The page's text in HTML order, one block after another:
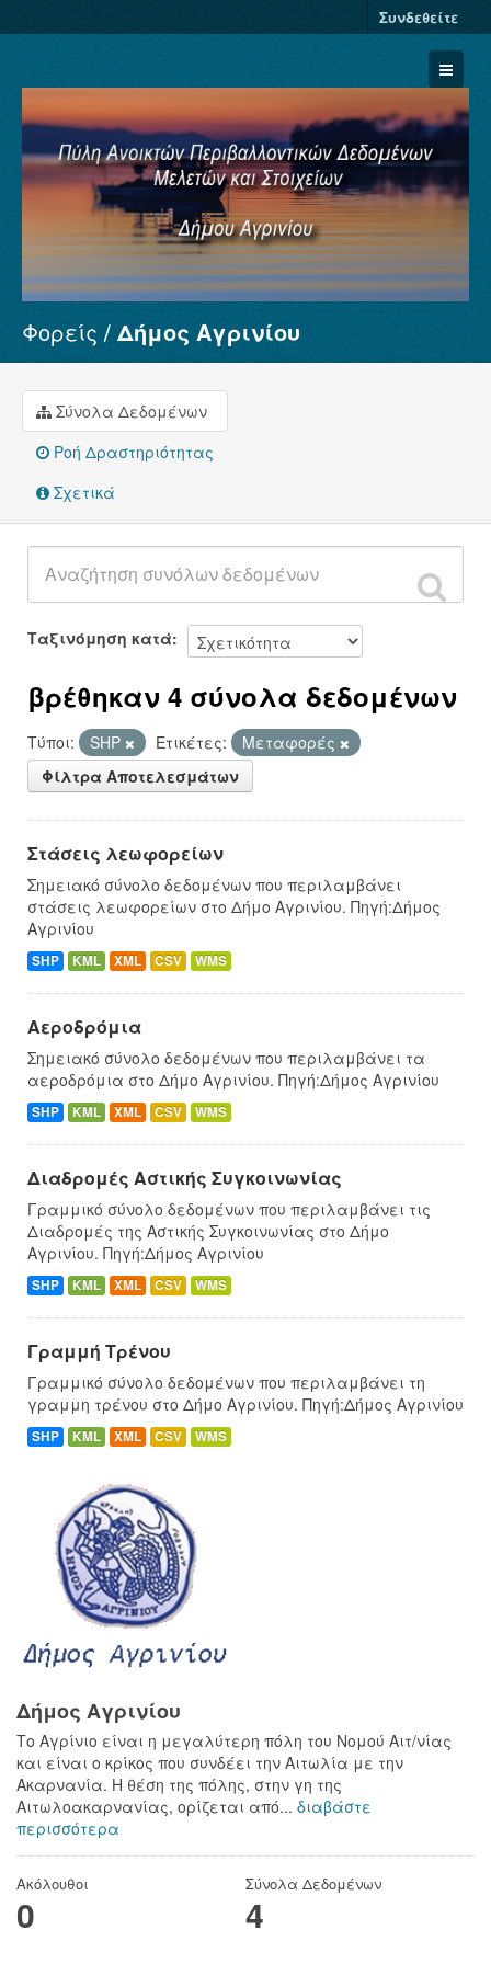
Συνδεθείτε
Σύνολα Δεδομένων
Φορείς
Ομάδες
Σχετικά
Φορείς Δήμος Αγρινίου
Σύνολα Δεδομένων
Ροή Δραστηριότητας
Σχετικά
Ταξινόμηση κατά
βρέθηκαν 4 σύνολα δεδομένων
Τύποι: SHP Ετικέτες:
Μεταφορές
Φίλτρα Αποτελεσμάτων
Στάσεις λεωφορείων
Σημειακό σύνολο δεδομένων που περιλαμβάνει
στάσεις λεωφορείων στο Δήμο Αγρινίου. Πηγή:Δήμος
Αγρινίου
SHP KML XML CSV WMS
Αεροδρόμια
Σημειακό σύνολο δεδομένων που περιλαμβάνει τα
αεροδρόμια στο Δήμο Αγρινίου. Πηγή:Δήμος Αγρινίου
SHP KML XML CSV WMS
Διαδρομές Αστικής Συγκοινωνίας
Γραμμικό σύνολο δεδομένων που περιλαμβάνει τις
Διαδρομές της Αστικής Συγκοινωνίας στο Δήμο
Αγρινίου. Πηγή:Δήμος Αγρινίου
SHP KML XML CSV WMS
Γραμμή Τρένου
Γραμμικό σύνολο δεδομένων που περιλαμβάνει τη
γραμμη τρένου στο Δήμο Αγρινίου. Πηγή:Δήμος Αγρινίου
SHP KML XML CSV WMS
Δήμος Αγρινίου
Το Αγρίνιο είναι η μεγαλύτερη πόλη του Νομού Αιτ/νίας
και είναι ο κρίκος που συνδέει την Αιτωλία με την
Ακαρνανία. Η θέση της πόλης, στην γη της
Αιτωλοακαρνανίας, ορίζεται από... διαβάστε
περισσότερα
Ακόλουθοι
0
Σύνολα Δεδομένων
4